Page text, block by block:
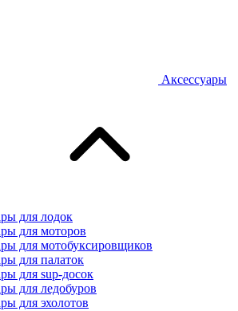
Аксессуары
для лодок
для моторов
для мотобуксировщиков
для палаток
для sup-досок
для ледобуров
для эхолотов